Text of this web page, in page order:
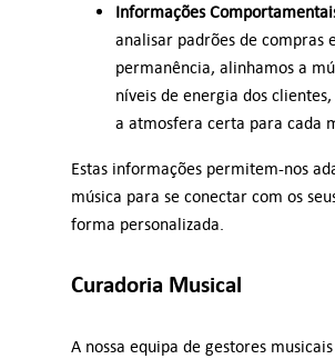
Informações
analisar padrões de compras
permanência, alinhamos a
níveis de energia dos
a atmosfera certa para cada
Estas informações permitem-nos
música para se conectar com os
forma personalizada.
Curadoria Musical
A nossa equipa de gestores